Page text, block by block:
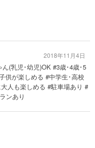
(乳児･幼児)OK #3歳･4歳･5
供が楽しめる #中学生･高校
人も楽しめる #駐車場あり #
ンあり
2018年11月4日